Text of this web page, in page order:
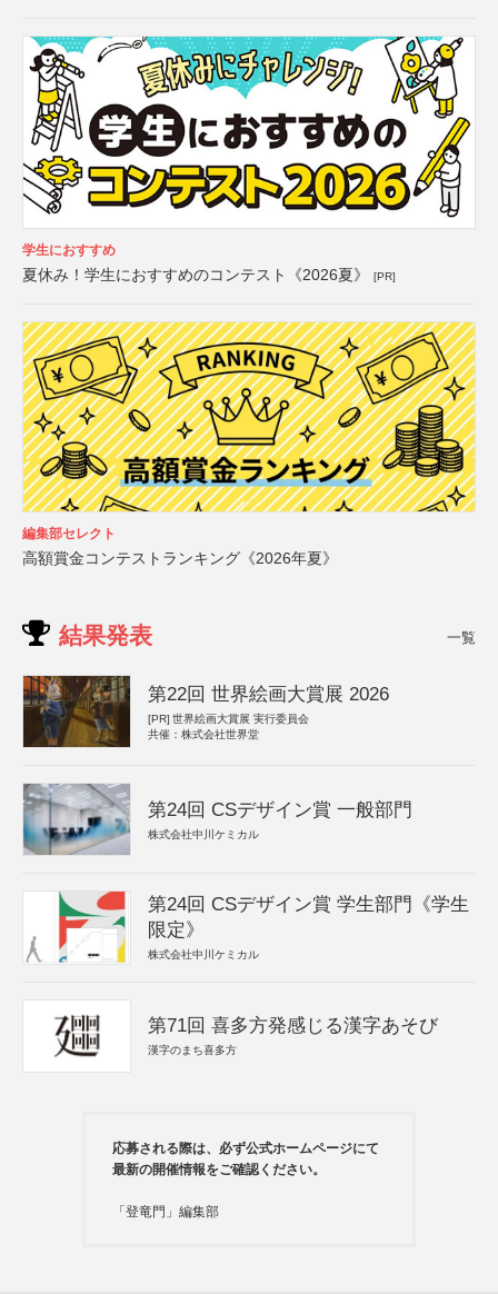
学生におすすめ
夏休み！学生におすすめのコンテスト《2026夏》 [PR]
編集部セレクト
高額賞金コンテストランキング《2026年夏》
結果発表 一覧
第22回 世界絵画大賞展 2026
[PR] 世界絵画大賞展 実行委員会
共催：株式会社世界堂
第24回 CSデザイン賞 一般部門
株式会社中川ケミカル
第24回 CSデザイン賞 学生部門《学生
限定》
株式会社中川ケミカル
第71回 喜多方発感じる漢字あそび
漢字のまち喜多方
応募される際は、必ず公式ホームページにて
最新の開催情報をご確認ください。
「登竜門」編集部